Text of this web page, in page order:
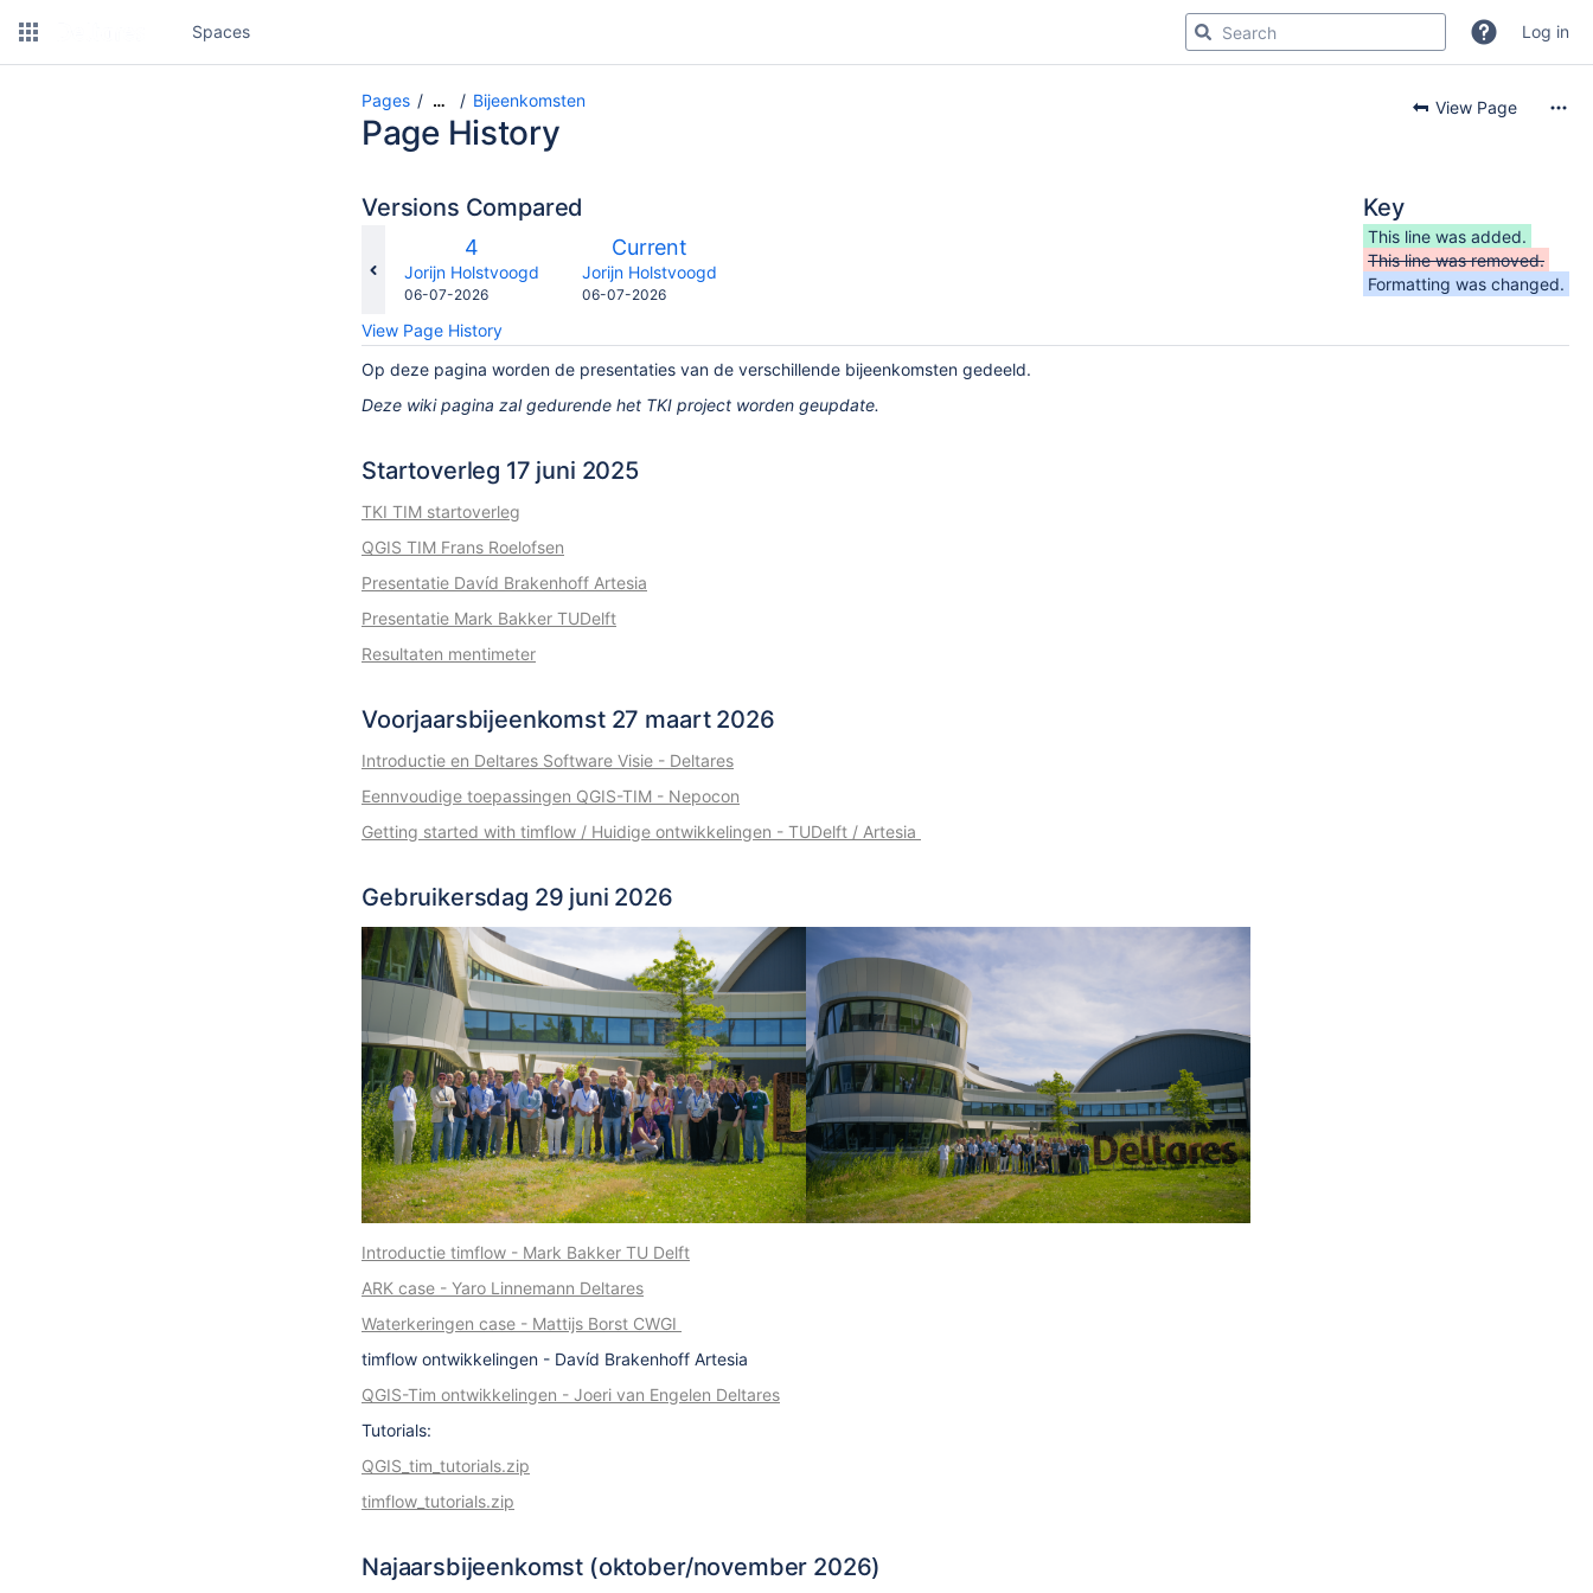
Spaces Log in
Pages … Bijeenkomsten View Page
Page History
Versions Compared
Old
Version
4
changes.mady.by.user
Jorijn Holstvoogd
Saved
06-07-2026
comparedNew
Version
Current
changes.mady.by.user
Jorijn Holstvoogd
Saved
06-07-2026
View Page History
Key
This line was added.
This line was removed.
Formatting was changed.
Op deze pagina worden de presentaties van de verschillende bijeenkomsten gedeeld.
Deze wiki pagina zal gedurende het TKI project worden geupdate.
Startoverleg 17 juni 2025
TKI TIM startoverleg
QGIS TIM Frans Roelofsen
Presentatie Davíd Brakenhoff Artesia
Presentatie Mark Bakker TUDelft
Resultaten mentimeter
Voorjaarsbijeenkomst 27 maart 2026
Introductie en Deltares Software Visie - Deltares
Eennvoudige toepassingen QGIS-TIM - Nepocon
Getting started with timflow / Huidige ontwikkelingen - TUDelft / Artesia
Gebruikersdag 29 juni 2026
Introductie timflow - Mark Bakker TU Delft
ARK case - Yaro Linnemann Deltares
Waterkeringen case - Mattijs Borst CWGI
timflow ontwikkelingen - Davíd Brakenhoff Artesia
QGIS-Tim ontwikkelingen - Joeri van Engelen Deltares
Tutorials:
QGIS_tim_tutorials.zip
timflow_tutorials.zip
Najaarsbijeenkomst (oktober/november 2026)